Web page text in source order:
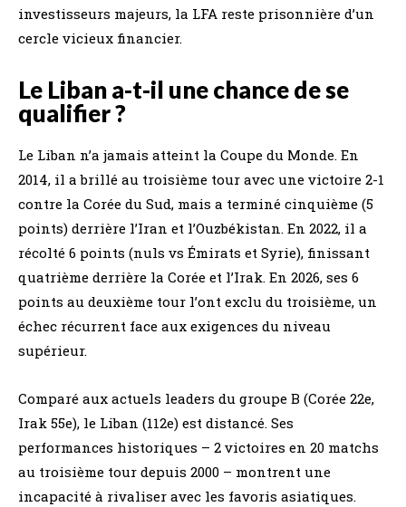
investisseurs majeurs, la LFA reste prisonnière d’un
cercle vicieux financier.
Le Liban a-t-il une chance de se
qualifier ?
Le Liban n’a jamais atteint la Coupe du Monde. En
2014, il a brillé au troisième tour avec une victoire 2-1
contre la Corée du Sud, mais a terminé cinquième (5
points) derrière l’Iran et l’Ouzbékistan. En 2022, il a
récolté 6 points (nuls vs Émirats et Syrie), finissant
quatrième derrière la Corée et l’Irak. En 2026, ses 6
points au deuxième tour l’ont exclu du troisième, un
échec récurrent face aux exigences du niveau
supérieur.
Comparé aux actuels leaders du groupe B (Corée 22e,
Irak 55e), le Liban (112e) est distancé. Ses
performances historiques – 2 victoires en 20 matchs
au troisième tour depuis 2000 – montrent une
incapacité à rivaliser avec les favoris asiatiques.